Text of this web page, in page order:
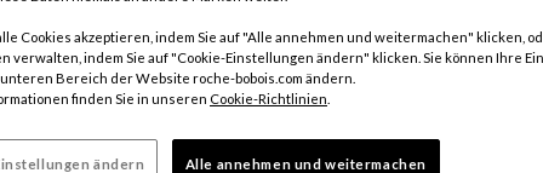
Farben : 13 verfügbare farben
Nachttisch
Siehe Vollständige Beschreibung
1.790 €
Cookies akzeptieren, indem Sie auf "Alle annehmen und weitermachen" klicken,
verwalten, indem Sie auf "Cookie-Einstellungen ändern" klicken. Sie können Ihre
Bereich der Website roche-bobois.com ändern.
finden Sie in unseren Cookie-Richtlinien
ändern Alle annehmen und weitermachen